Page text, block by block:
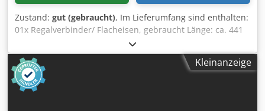
Zustand: gut (gebraucht), Im Lieferumfang sind enthalten:
01x Regalverbinder/ Flacheisen, gebraucht Länge: ca. 441
mm Maß Mitte – Mitte Loch: ca. 400 mm Lochdurchmesser:
ca. 10 mm Querschnitt: ca. 30 x 6 m Dwjdpfx Aji Euw Ejh
Rea Oberfläche: galvanisch verzinkt Gewicht: 0,62 kg |
Stck.
Kleinanzeige